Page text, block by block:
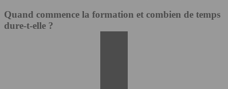
Quand commence la formation et combien de temps
dure-t-elle ?